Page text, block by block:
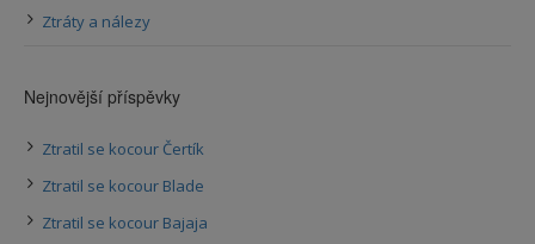
Ztráty a nálezy
Nejnovější příspěvky
Ztratil se kocour Čertík
Ztratil se kocour Blade
Ztratil se kocour Bajaja